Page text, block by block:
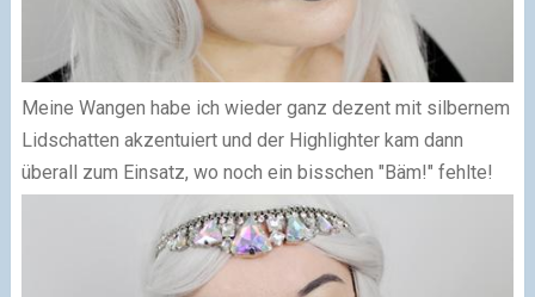
Meine Wangen habe ich wieder ganz dezent mit silbernem
Lidschatten akzentuiert und der Highlighter kam dann
überall zum Einsatz, wo noch ein bisschen "Bäm!" fehlte!